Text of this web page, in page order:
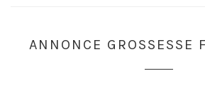
ANNONCE GROSSESSE